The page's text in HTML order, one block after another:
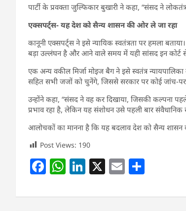
पार्टी के प्रवक्ता जुल्फिकार बुखारी ने कहा, “संसद ने
एक्सपर्ट्स- यह देश को सैन्य शासन की ओर ले जा रहा
कानूनी एक्सपर्ट्स ने इसे न्यायिक स्वतंत्रता पर हमला
बड़ा उल्लंघन है और आने वाले समय में यही सांसद इन कोर्ट से
एक अन्य वकील मिर्जा मोइज बैग ने इसे स्वतंत्र न्यायपालिका
सहित सभी जजों को चुनेंगे, जिससे सरकार पर कोई जांच-
उन्होंने कहा, “संसद ने वह कर दिखाया, जिसकी कल्पना
प्रभाव रहा है, लेकिन यह संशोधन उसे पहली बार
आलोचकों का मानना है कि यह बदलाव देश को सैन्य शासन
Post Views: 190
F
c
W
at
Li
k
X E
ai ar